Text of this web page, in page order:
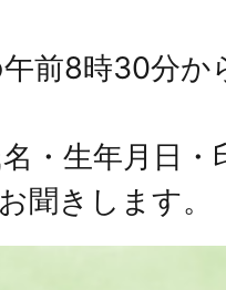
前8時30分か
・生年月日・
聞きします。